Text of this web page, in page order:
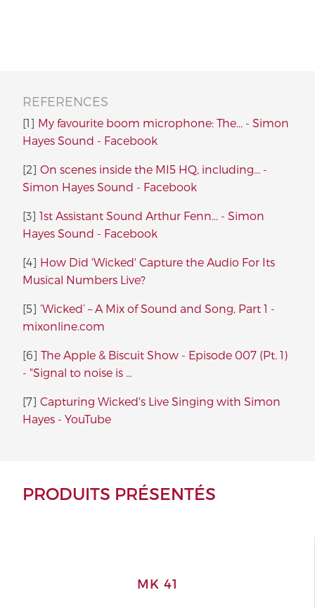
REFERENCES
[1] My favourite boom microphone: The... - Simon
Hayes Sound - Facebook
[2] On scenes inside the MI5 HQ, including... -
Simon Hayes Sound - Facebook
[3] 1st Assistant Sound Arthur Fenn... - Simon
Hayes Sound - Facebook
[4] How Did 'Wicked' Capture the Audio For Its
Musical Numbers Live?
[5] ‘Wicked’ – A Mix of Sound and Song, Part 1 -
mixonline.com
[6] The Apple & Biscuit Show - Episode 007 (Pt. 1)
- "Signal to noise is ...
[7] Capturing Wicked's Live Singing with Simon
Hayes - YouTube
PRODUITS PRÉSENTÉS
MK 41